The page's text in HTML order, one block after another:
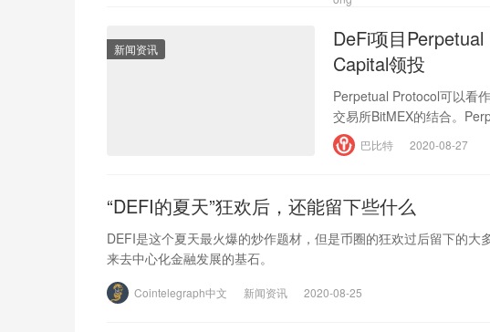
新闻资讯
DeFi项目
Capital领投
Perpetual Protocol可以看
交易所BitMEX的结合。
失。 巴比特 2020-08-27
“DEFI的夏天”狂欢后，还能留下些什么
DEFI是这个夏天最火爆的炒作题材，但是币圈的狂欢过后留下的
来去中心化金融发展的基石。
Cointelegraph中文 新闻资讯 2020-08-25